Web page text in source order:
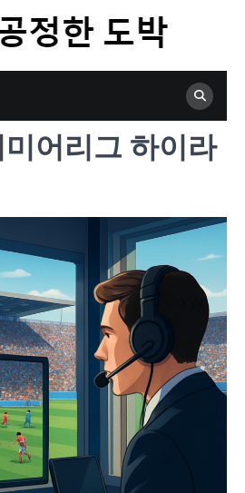
어리그 하이라